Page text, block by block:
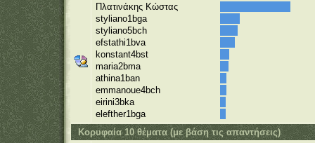
Πλατινάκης Κώστας
styliano1bga
styliano5bch
efstathi1bva
konstant4bst
maria2bma
athina1ban
emmanoue4bch
eirini3bka
elefther1bga
Κορυφαία 10 θέματα (με βάση τις απαντήσεις)